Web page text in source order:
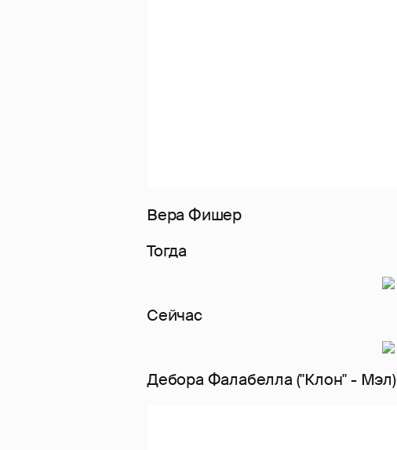
Вера Фишер
Тогда
Сейчас
Дебора Фалабелла ("Клон" - Мэл)